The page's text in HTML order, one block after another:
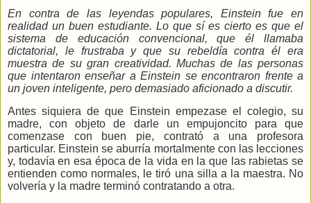
En contra de las leyendas populares, Einstein fue en
realidad un buen estudiante. Lo que sí es cierto es que el
sistema de educación convencional, que él llamaba
dictatorial, le frustraba y que su rebeldía contra él era
muestra de su gran creatividad. Muchas de las personas
que intentaron enseñar a Einstein se encontraron frente a
un joven inteligente, pero demasiado aficionado a discutir.
Antes siquiera de que Einstein empezase el colegio, su
madre, con objeto de darle un empujoncito para que
comenzase con buen pie, contrató a una profesora
particular. Einstein se aburría mortalmente con las lecciones
y, todavía en esa época de la vida en la que las rabietas se
entienden como normales, le tiró una silla a la maestra. No
volvería y la madre terminó contratando a otra.